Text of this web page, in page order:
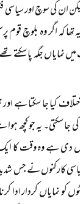
کی سوچ اور سیاسی
تھا کہ اگر وہ
جگہ پا سکتے
کیا جا سکتا
سکتی۔ یہ جو کچھ
دی ہے وہ وقت کا
نے جس شدید
کو نمایاں کردار